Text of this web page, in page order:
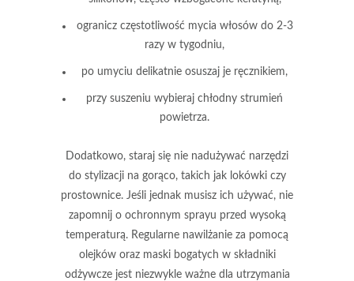
ogranicz częstotliwość mycia włosów do 2-3
razy w tygodniu,
po umyciu delikatnie osuszaj je ręcznikiem,
przy suszeniu wybieraj chłodny strumień
powietrza.
Dodatkowo, staraj się nie nadużywać narzędzi
do stylizacji na gorąco, takich jak lokówki czy
prostownice. Jeśli jednak musisz ich używać, nie
zapomnij o ochronnym sprayu przed wysoką
temperaturą. Regularne nawilżanie za pomocą
olejków oraz maski bogatych w składniki
odżywcze jest niezwykle ważne dla utrzymania